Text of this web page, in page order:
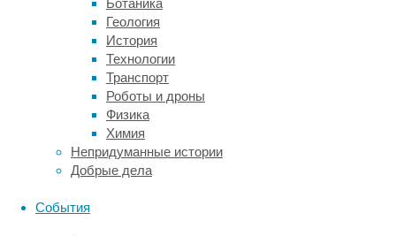
Ботаника
Геология
История
Технологии
Транспорт
Роботы и дроны
Физика
Химия
Непридуманные истории
Добрые дела
События
считать
проказу
средневековой
болезнью,
которая
давным-
давно
оставила
людей
в
–